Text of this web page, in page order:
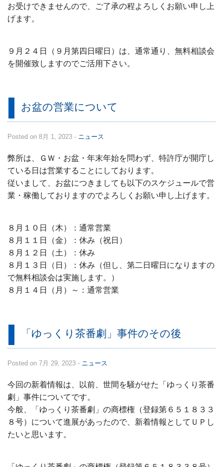
お受けできませんので、ご了承の程よろしくお願い申し上
げます。
９月２４日（９月第四日曜日）は、通常通り、無料相談会
を開催致しますのでご活用下さい。
お盆の営業について
Posted on 8月 1, 2023 - ニュース
弊所は、ＧＷ・お盆・年末年始を問わず、特許庁が開庁し
ている日は営業することにしております。
従いまして、お盆につきましても以下のスケジュールで営
業・稼働しておりますのでよろしくお願い申し上げます。
８月１０日（木）：通常営業
８月１１日（金）：休み（祝日）
８月１２日（土）：休み
８月１３日（日）：休み（但し、第二日曜日になりますの
で無料相談会は実施します。）
８月１４日（月）～：通常営業
「ゆっくり茶番劇」事件のその後
Posted on 7月 29, 2023 - ニュース
今回の新着情報は、以前、世間を騒がせた「ゆっくり茶番
劇」事件についてです。
今般、「ゆっくり茶番劇」の商標権（登録第６５１８３３
８号）について進展があったので、新着情報としてＵＰし
たいと思います。